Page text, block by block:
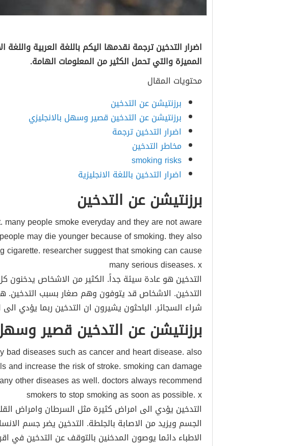
اضرار التدخين ترجمة نقدمها اليكم باللغة العربية واللغة
المميزة والتي تحمل الكثير من المعلومات الهامة.
محتويات المقال
برزنتيشن عن التدخين
برزنتيشن عن التدخين قصير وسهل بالانجليزي
اضرار التدخين ترجمة
مخاطر التدخين
smoking risks
اضرار التدخين باللغة الانجليزية
برزنتيشن عن التدخين
people smoke everyday and they are not aware
may die younger because of smoking. they also
cigarette. researcher suggest that smoking can cause
many serious diseases. x
التدخين هو عادة سيئة جداً. الكثير من الاشخاص يدخنون
التدخين. الاشخاص قد يتوفون وهم صغار بسبب
شراء السجائر. الباحثون يشيرون ان التدخين ربما يؤدي
برزنتيشن عن التدخين قصير وسهل
bad diseases such as cancer and heart disease. also
and increase the risk of stroke. smoking can damage
other diseases as well. doctors always recommend
smokers to stop smoking as soon as possible. x
التدخين يؤدي الى امراض كثيرة مثل السرطان وامراض
الجسم ويزيد من الاصابة بالجلطة. التدخين يضر جسم
الاطباء دائما يوصون المدخنين بالتوقف عن التدخين في